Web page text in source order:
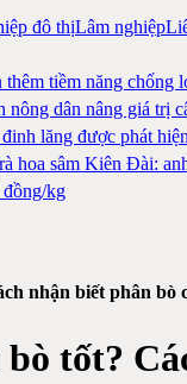
đô thịLâm nghiệp
tiềm năng chống
nông dân nâng giá trị
lăng được phát
hoa sâm Kiên Đài:
đồng/kg
nhận biết phân bò
tốt?